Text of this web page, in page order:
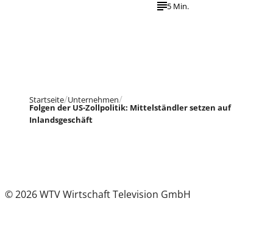
5 Min.
Startseite Unternehmen
Folgen der US-Zollpolitik: Mittelständler setzen auf
Inlandsgeschäft
© 2026 WTV Wirtschaft Television GmbH